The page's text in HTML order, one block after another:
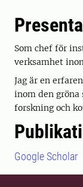
Som chef för
verksamhet
Jag är en
inom den
forskning och
Google Scholar